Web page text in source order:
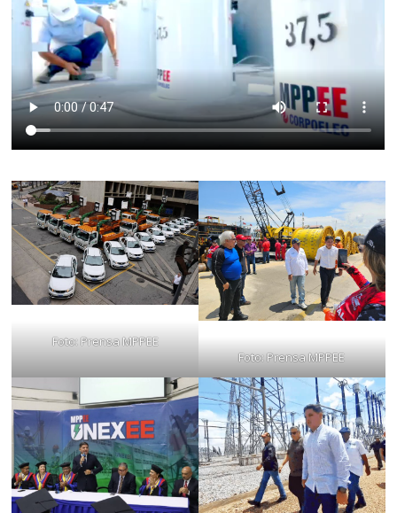
Foto: Prensa MPPEE
Foto: Prensa MPPEE